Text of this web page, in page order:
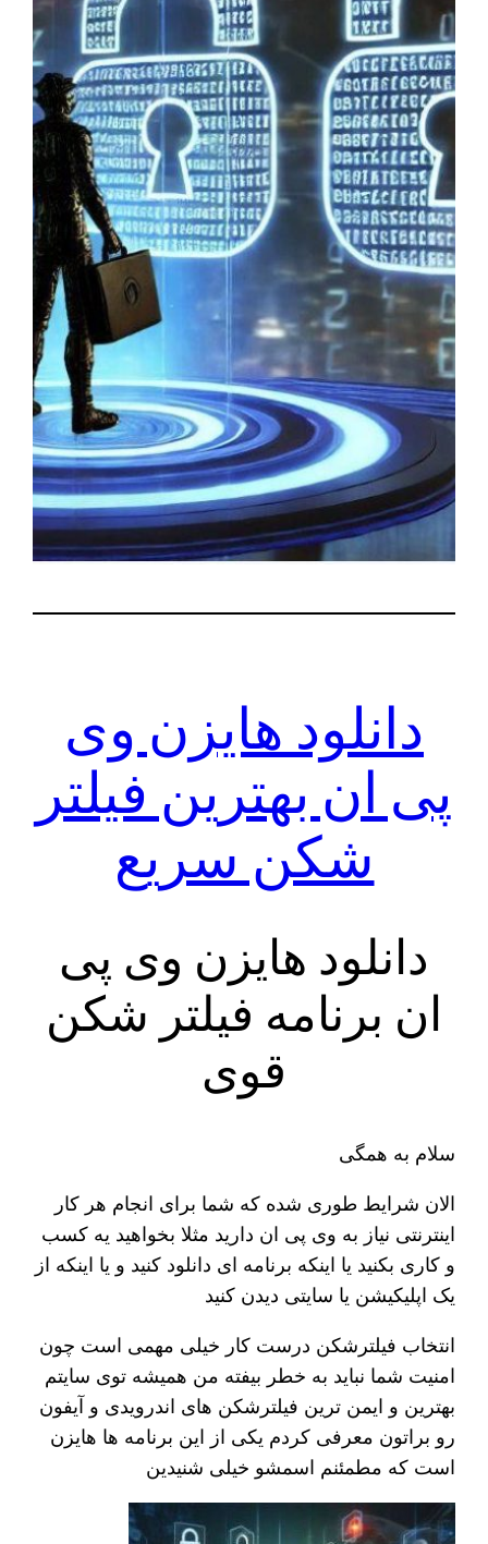
دانلود هایزن وی
پی ان بهترین فیلتر
شکن سریع
دانلود هایزن وی پی
ان برنامه فیلتر شکن
قوی
سلام به همگی
الان شرایط طوری شده که شما برای انجام هر کار
اینترنتی نیاز به وی پی ان دارید مثلا بخواهید یه کسب
و کاری بکنید یا اینکه برنامه ای دانلود کنید و یا اینکه از
یک اپلیکیشن یا سایتی دیدن کنید
انتخاب فیلترشکن درست کار خیلی مهمی است چون
امنیت شما نباید به خطر بیفته من همیشه توی سایتم
بهترین و ایمن ترین فیلترشکن های اندرویدی و آیفون
رو براتون معرفی کردم یکی از این برنامه ها هایزن
است که مطمئنم اسمشو خیلی شنیدین